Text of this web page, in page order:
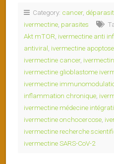
Category: cancer,
ivermectine parasites
Akt mTOR ivermectine anti
antiviral ivermectine apoptose
ivermectine cancer,
ivermectine glioblastome
ivermectine
inflammation chronique
ivermectine médecine
ivermectine onchocercose
ivermectine recherche
ivermectine SARS-CoV-2